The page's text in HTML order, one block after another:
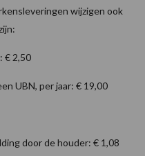
wijzigen ook
€ 2,50
UBN, per jaar: € 19,00
door de houder: € 1,08